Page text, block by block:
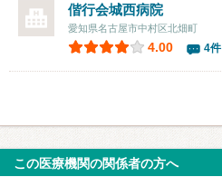
偕行会城西病院
愛知県名古屋市中村区北畑町
4.00 4件
この医療機関の関係者の方へ